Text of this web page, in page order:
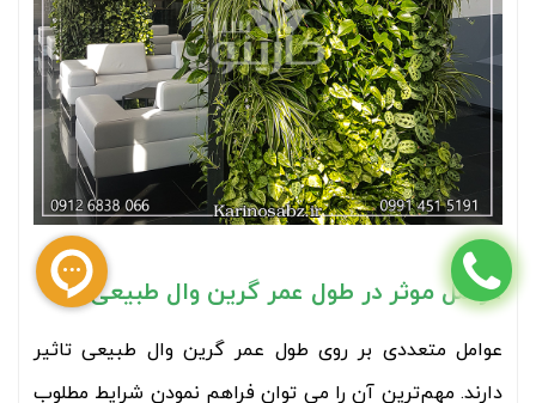
عوامل موثر در طول عمر گرین وال طبیعی
عوامل متعددی بر روی طول عمر گرین وال طبیعی تاثیر
دارند. مهم‌ترین آن را می توان فراهم نمودن شرایط مطلوب